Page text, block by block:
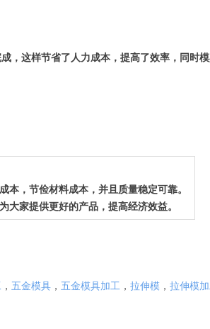
，这样节省了人力成本，提高了效率，同时
，节俭材料成本，并且质量稳定可靠。
家提供更好的产品，提高经济效益。
， 五金模具 ， 五金模具加工 ， 拉伸模 ， 拉伸模